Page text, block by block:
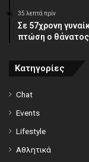
35 λεπτά πρίν
Σε 57χρονη
πτώση ο θάνατος
Κατηγορίες
Chat
Events
Lifestyle
Αθλητικά